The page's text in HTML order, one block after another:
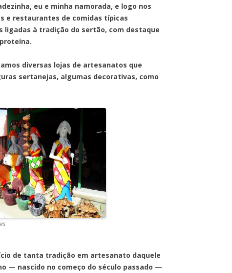
eu e minha namorada, e logo nos
e restaurantes de comidas típicas
ligadas à tradição do sertão, com destaque
lojas de artesanatos que
sertanejas, algumas decorativas, como
tradição em artesanato daquele
— nascido no começo do século passado —